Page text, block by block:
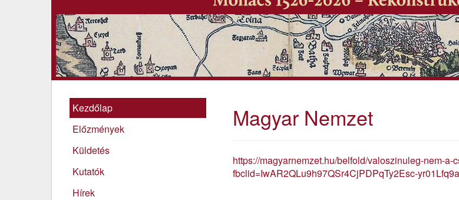
Magyar Nemzet
https://magyarnemzet.hu/belfold/valoszinuleg-nem-
fbclid=IwAR2QLu9h97QSr4CjPDPqTy2Esc-
Kezdőlap
Előzmények
Küldetés
Kutatók
Hírek